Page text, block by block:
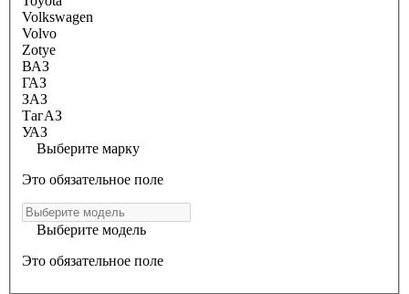
Volkswagen
Volvo
Zotye
ВАЗ
ГАЗ
ЗАЗ
ТагАЗ
УАЗ
Выберите марку
Это обязательное поле
Выберите модель
Это обязательное поле